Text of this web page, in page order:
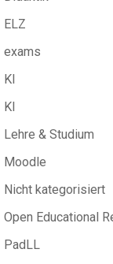
ELZ
exams
KI
KI
Lehre & Studium
Moodle
Nicht kategorisiert
Open Educational
PadLL